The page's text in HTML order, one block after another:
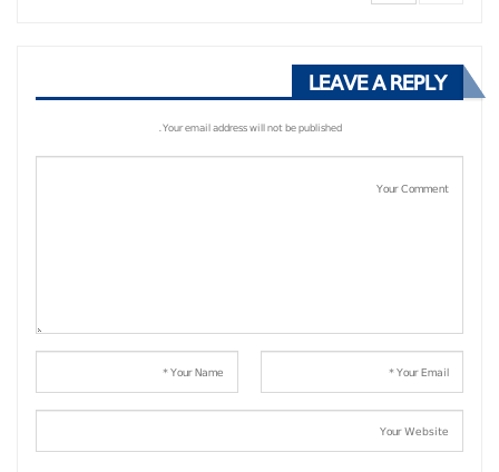
LEAVE A REPLY
Your email address will not be published.